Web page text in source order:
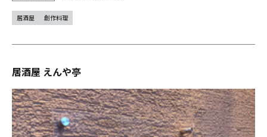
居酒屋 創作料理
居酒屋 えんや亭